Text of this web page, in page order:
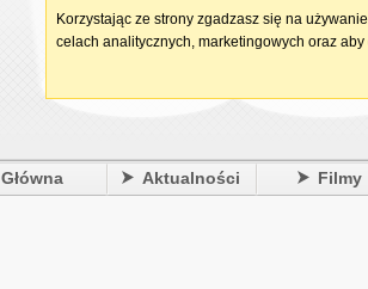
Główna Aktualności Filmy
Korzystając ze strony zgadzasz się na
celach analitycznych, marketingowych oraz